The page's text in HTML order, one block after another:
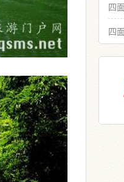
四
四